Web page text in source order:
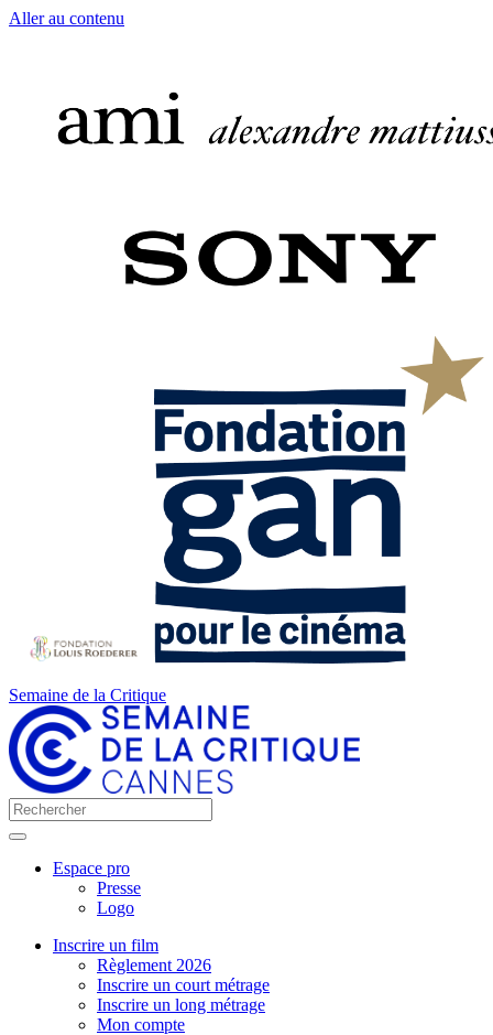
Aller au contenu
Semaine de la Critique
Espace pro
Presse
Logo
Inscrire un film
Règlement 2026
Inscrire un court métrage
Inscrire un long métrage
Mon compte